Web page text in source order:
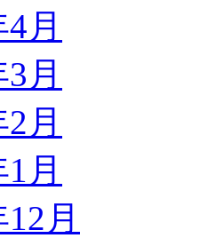
月
月
月
月
月